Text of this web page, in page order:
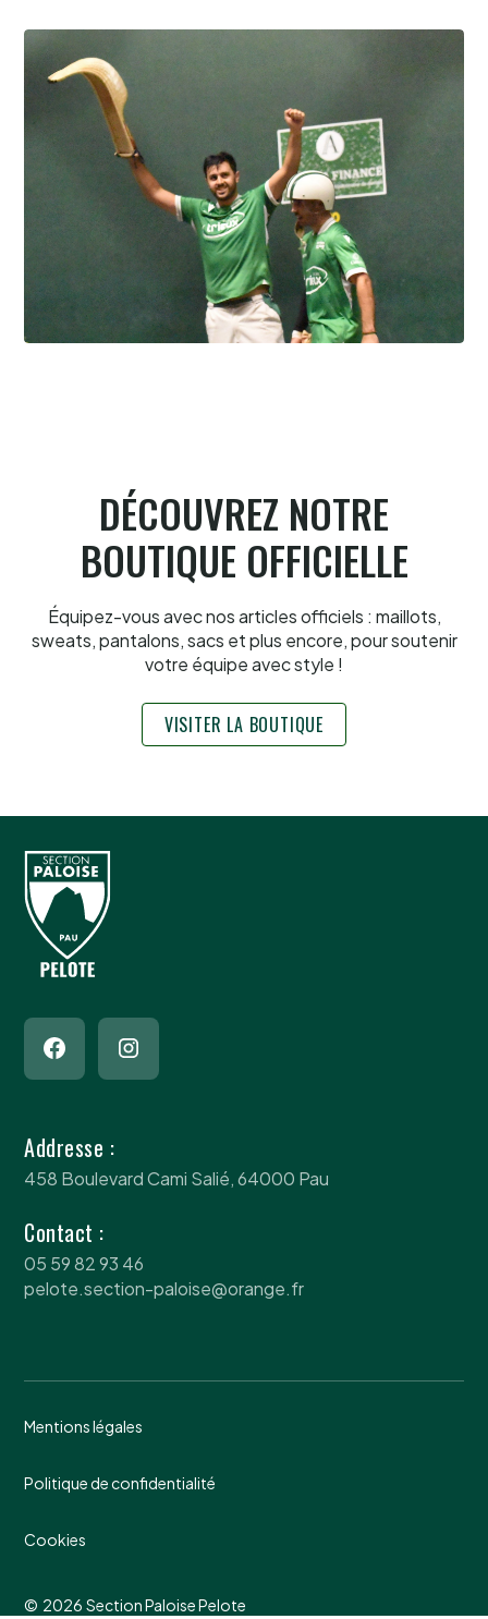
Pau cup féminine la quiñiéla fut franco
française
8.8.2026
DÉCOUVREZ NOTRE
BOUTIQUE OFFICIELLE
Équipez-vous avec nos articles officiels : maillots,
sweats, pantalons, sacs et plus encore, pour soutenir
votre équipe avec style !
VISITER LA BOUTIQUE
Addresse :
458 Boulevard Cami Salié, 64000 Pau
Contact :
05 59 82 93 46
pelote.section-paloise@orange.fr
© 2026 Section Paloise Pelote
Mentions légales
Politique de confidentialité
Cookies